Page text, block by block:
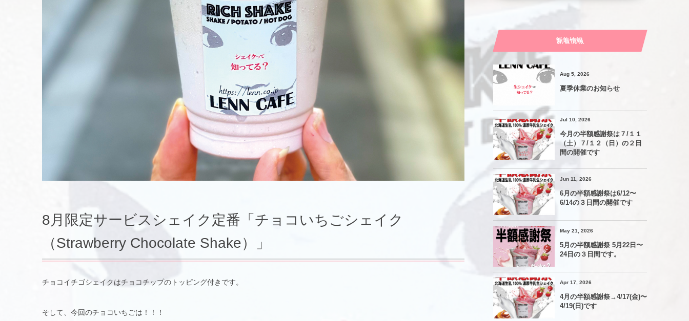
8月限定サービスシェイク定番「チョコいちごシェイク
（Strawberry Chocolate Shake）」
チョコイチゴシェイクはチョコチップのトッピング付きです。
そして、今回のチョコいちごは！！！
新着情報
Aug 5, 2026
夏季休業のお知らせ
Jul 10, 2026
今月の半額感謝祭は７/１１
（土）７/１２（日）の２日
間の開催です
Jun 11, 2026
6月の半額感謝祭は6/12〜
6/14の３日間の開催です
May 21, 2026
5月の半額感謝祭 5月22日〜
24日の３日間です。
Apr 17, 2026
4月の半額感謝祭→4/17(金)〜
4/19(日)です